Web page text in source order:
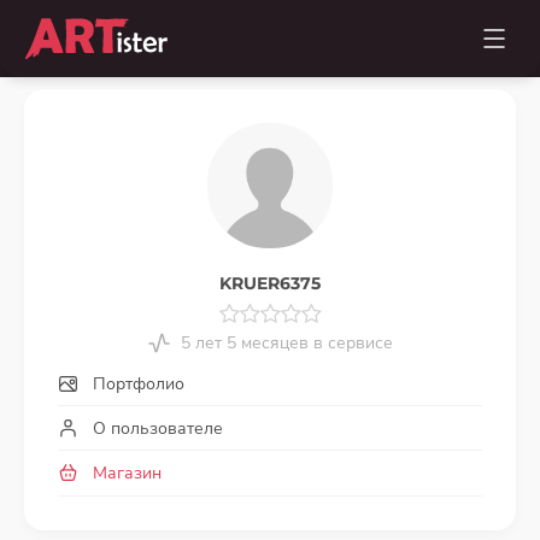
KRUER6375
5 лет 5 месяцев в сервисе
Портфолио
О пользователе
Магазин